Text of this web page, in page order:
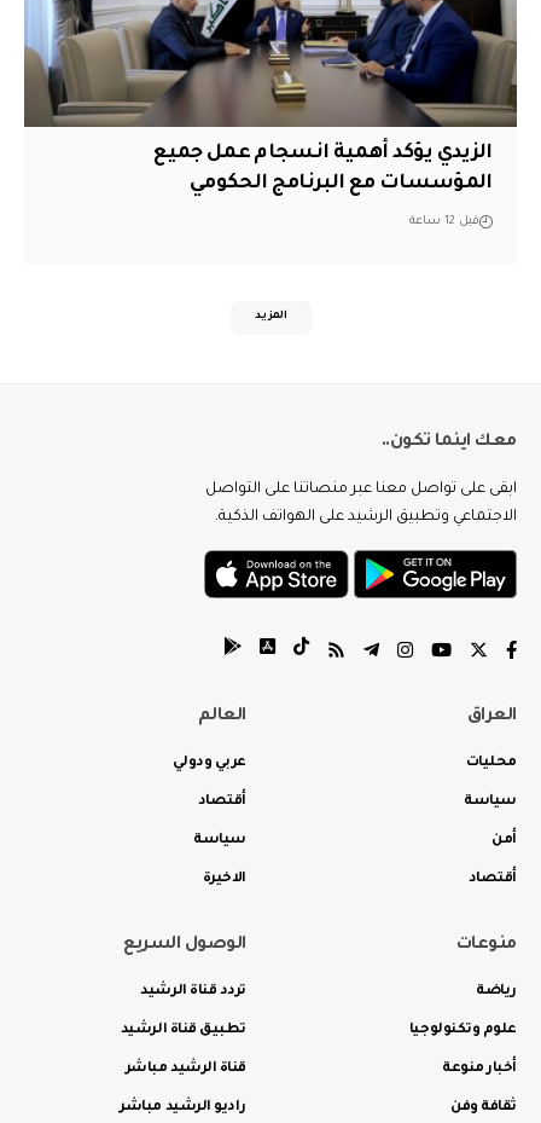
الزيدي يؤكد أهمية انسجام عمل جميع
المؤسسات مع البرنامج الحكومي
قبل 12 ساعة
المزيد
معك اينما تكون..
ابقى على تواصل معنا عبر منصاتنا على التواصل
الاجتماعي وتطبيق الرشيد على الهواتف الذكية.
العراق
محليات
سياسة
أمن
أقتصاد
العالم
عربي ودولي
أقتصاد
سياسة
الاخيرة
منوعات
رياضة
علوم وتكنولوجيا
أخبار منوعة
ثقافة وفن
الوصول السريع
تردد قناة الرشيد
تطبيق قناة الرشيد
قناة الرشيد مباشر
راديو الرشيد مباشر